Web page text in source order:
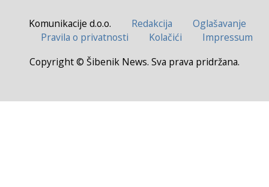
Komunikacije d.o.o. Redakcija
Oglašavanje
Pravila o privatnosti
Kolačići
Impressum
Copyright © Šibenik News. Sva prava pridržana.